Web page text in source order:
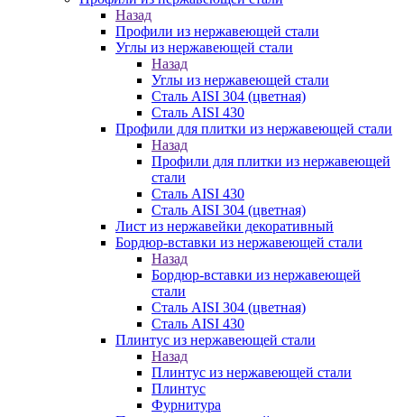
Назад
Профили из нержавеющей стали
Углы из нержавеющей стали
Назад
Углы из нержавеющей стали
Сталь AISI 304 (цветная)
Сталь AISI 430
Профили для плитки из нержавеющей стали
Назад
Профили для плитки из нержавеющей
стали
Сталь AISI 430
Сталь AISI 304 (цветная)
Лист из нержавейки декоративный
Бордюр-вставки из нержавеющей стали
Назад
Бордюр-вставки из нержавеющей
стали
Сталь AISI 304 (цветная)
Сталь AISI 430
Плинтус из нержавеющей стали
Назад
Плинтус из нержавеющей стали
Плинтус
Фурнитура